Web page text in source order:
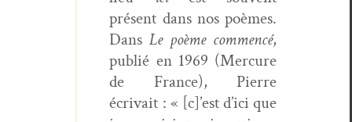
présent dans nos poèmes.
DansLe poème com­mencé,
pub­lié en 1969 (Mer­cure
de France), Pierre
écrivait : « [c]’est d’ici que